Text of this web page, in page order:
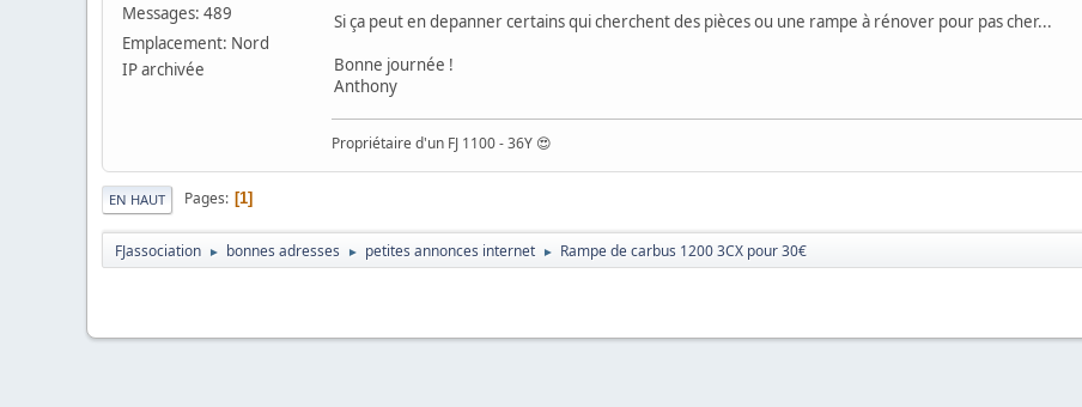
Messages: 489
Emplacement: Nord
IP archivée
Si ça peut en depanner certains qui cherchent des pièces ou une rampe à rénover pour pas cher...
Bonne journée !
Anthony
Propriétaire d'un FJ 1100 - 36Y 😍
EN HAUT Pages 1
FJassociation ► bonnes adresses ► petites annonces internet ► Rampe de carbus 1200 3CX pour 30€